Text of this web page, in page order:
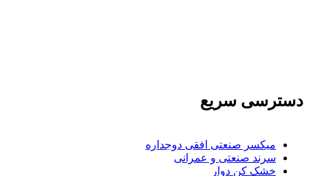
دسترسی سریع
میکسر صنعتی افقی دوجداره
سرند صنعتی و عمرانی
خشک کن دوار